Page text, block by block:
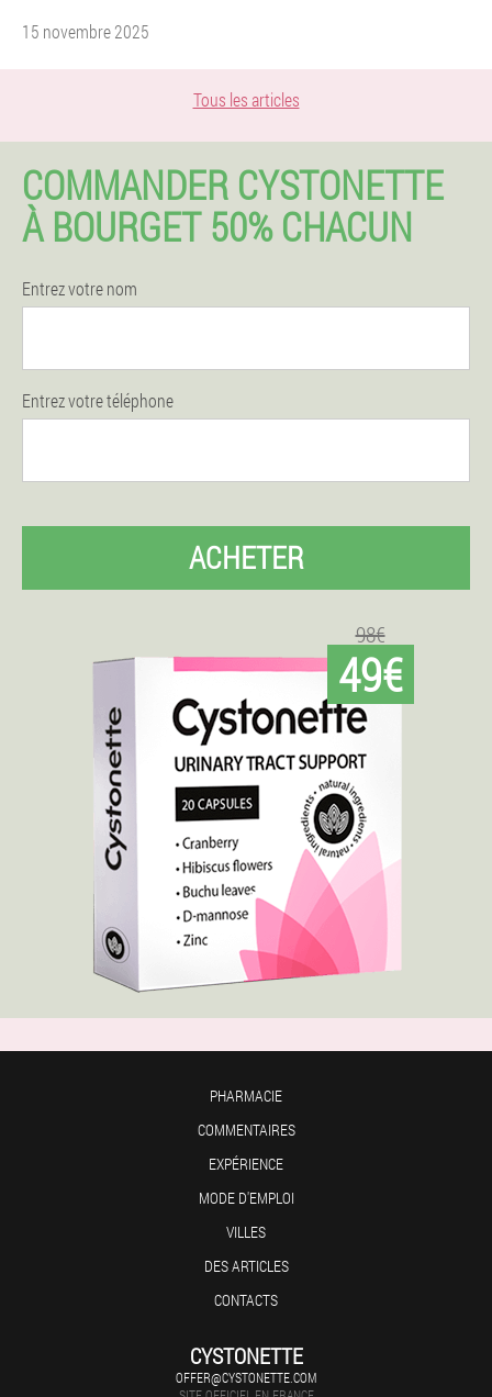
15 novembre 2025
Tous les articles
COMMANDER CYSTONETTE
À BOURGET 50% CHACUN
Entrez votre nom
Entrez votre téléphone
ACHETER
98€
49€
PHARMACIE
COMMENTAIRES
EXPÉRIENCE
MODE D'EMPLOI
VILLES
DES ARTICLES
CONTACTS
CYSTONETTE
OFFER@CYSTONETTE.COM